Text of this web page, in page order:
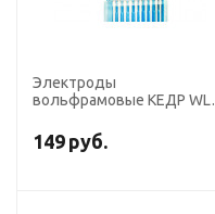
Электроды
вольфрамовые КЕДР WL-
(золотистый) AC/DC
149 руб.